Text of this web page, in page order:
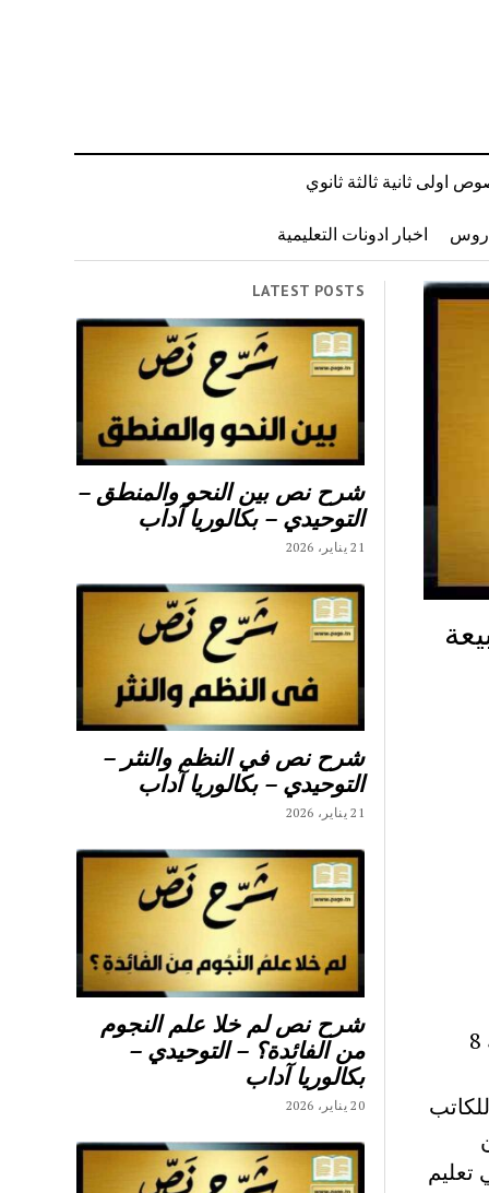
اولى ثانية ثالثة ثانوي
اخبار ادونات التعليمية
شرح نص المطاردة المحور 2 الثاني شرح نصوص محور الطبيعة 8
نزهة القراءة 8 اساسي تعليم
LATEST POSTS
شرح نص بين النحو والمنطق –
التوحيدي – بكالوريا آداب
21 يناير، 2026
شرح نص في النظم والنثر –
التوحيدي – بكالوريا آداب
21 يناير، 2026
شرح نص لم خلا علم النجوم
من الفائدة؟ – التوحيدي –
بكالوريا آداب
20 يناير، 2026